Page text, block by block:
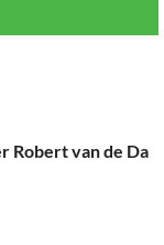
Robert van de Da